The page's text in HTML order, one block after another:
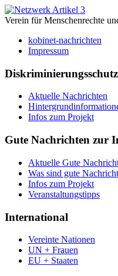
Verein für Menschenrechte
kobinet-nachrichten
Impressum
Aktuelle Nachrichten
Infos zum Projekt
Gute Nachrichten zur
Aktuelle Gute
Was sind gute
Infos zum Projekt
Veranstaltungstipps
International
Vereinte Nationen
UN + Frauen
EU + Staaten